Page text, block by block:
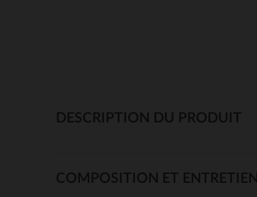
DESCRIPTION DU PRODUIT
COMPOSITION ET ENTRETIEN